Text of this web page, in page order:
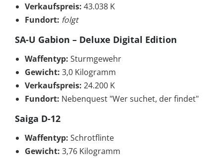
Verkaufspreis: 43.038 K
Fundort: folgt
SA-U Gabion – Deluxe Digital Edition
Waffentyp: Sturmgewehr
Gewicht: 3,0 Kilogramm
Verkaufspreis: 24.200 K
Fundort: Nebenquest "Wer suchet, der findet"
Saiga D-12
Waffentyp: Schrotflinte
Gewicht: 3,76 Kilogramm